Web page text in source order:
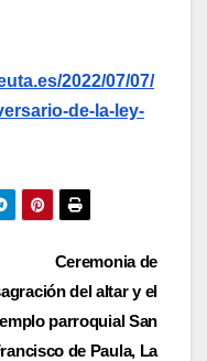
2022/07/07/
de-la-ley-
Ceremonia de
del altar y el
parroquial San
de Paula, La